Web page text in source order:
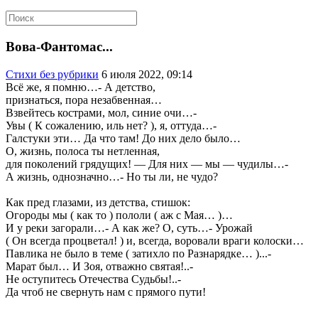
Вова-Фантомас...
Стихи без рубрики 6 июля 2022, 09:14
Всё же, я помню…- А детство,
признаться, пора незабвенная…
Взвейтесь кострами, мол, синие очи…-
Увы ( К сожалению, иль нет? ), я, оттуда…-
Галстуки эти… Да что там! До них дело было…
О, жизнь, полоса ты нетленная,
для поколений грядущих! — Для них — мы — чудилы…-
А жизнь, однозначно…- Но ты ли, не чудо?
Как пред глазами, из детства, стишок:
Огороды мы ( как то ) пололи ( аж с Мая… )…
И у реки загорали…- А как же? О, суть…- Урожай
( Он всегда процветал! ) и, всегда, воровали враги колоски…
Павлика не было в теме ( затихло по Разнарядке… )...-
Марат был… И Зоя, отважно святая!..-
Не оступитесь Отечества Судьбы!..-
Да чтоб не свернуть нам с прямого пути!